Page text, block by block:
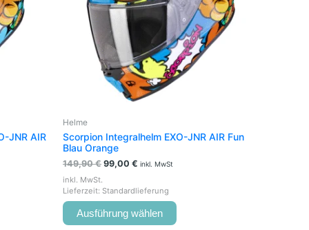
JNR AIR
Helme
Scorpion Integralhelm EXO-JNR AIR Fun
Blau Orange
149,90€ 99,00 € inkl. MwSt
inkl. MwSt.
Lieferzeit: Standardlieferung
Ausführung wählen
Die
Optionen
können
auf
der
Produktseite